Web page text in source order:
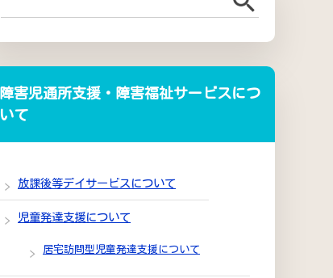
障害児通所支援・障害福祉サービスにつ
いて
放課後等デイサービスについて
児童発達支援について
居宅訪問型児童発達支援について